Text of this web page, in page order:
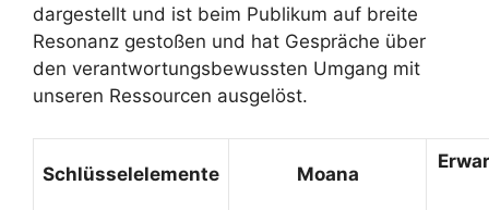
dargestellt und ist beim Publikum auf breite
Resonanz gestoßen und hat Gespräche über
den verantwortungsbewussten Umgang mit
unseren Ressourcen ausgelöst.
Schlüsselelemente Moana